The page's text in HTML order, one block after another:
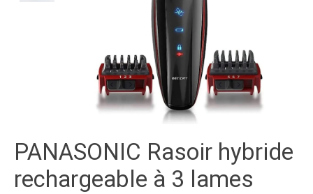
PANASONIC Rasoir hybride
rechargeable à 3 lames